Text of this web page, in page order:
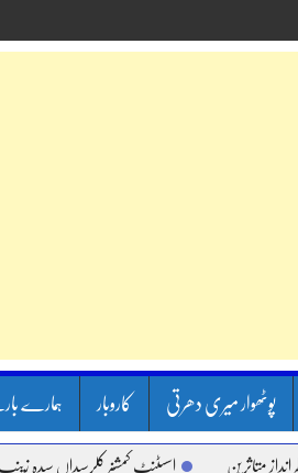
پوٹھوار میری دھرتی کاروبار ہمارے
اسسٹنٹ کمشنر کلرسیداں سیدہ زینب